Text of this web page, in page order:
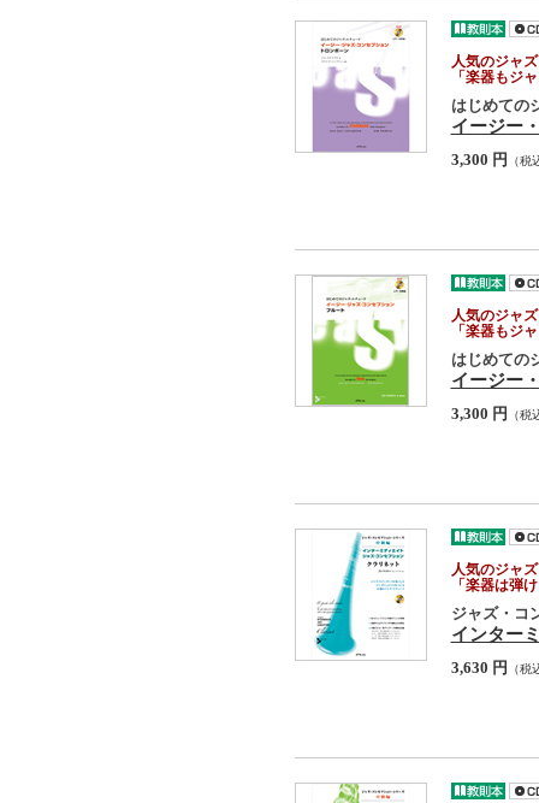
人気のジャ
「楽器もジ
はじめての
イージー
3,300 円 （税
人気のジャ
「楽器もジ
はじめての
イージー
3,300 円 （税
人気のジャ
「楽器は弾
ジャズ・コ
インター
3,630 円 （税